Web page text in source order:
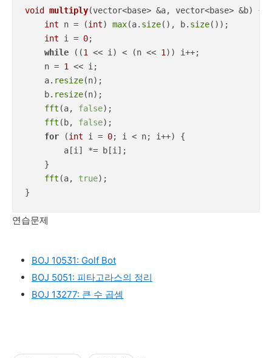
void multiply(vector<base> &a, vector<base> &b)
{
int n = (int) max(a. size(), b. size());
int i = 0;
while ((1 << i) < (n << 1 )) i++;
    n =
1
<< i;
    a.
resize(n);
    b.
resize(n);
fft (a, false);
fft (b, false);
for (int i = 0; i < n; i++) {
        a[i] *= b[i];
    }
fft (a, true);
}
연습문제
BOJ 10531: Golf Bot
BOJ 5051: 피타고라스의 정리
BOJ 13277: 큰 수 곱셈